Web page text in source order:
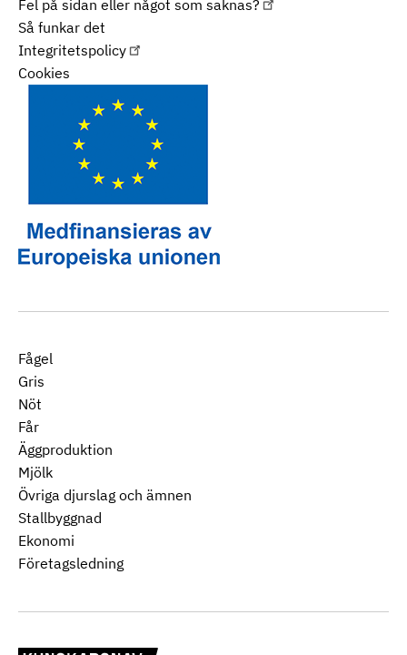
Fågel
Gris
Nöt
Får
Äggproduktion
Mjölk
Övriga djurslag och ämnen
Stallbyggnad
Ekonomi
Företagsledning
Fel på sidan eller något som saknas?
Så funkar det
Integritetspolicy
Cookies